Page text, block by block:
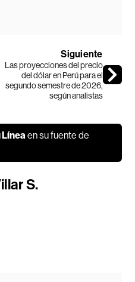
Siguiente
Las proyecciones del precio
del dólar en Perú para el
segundo semestre de 2026,
según analistas
en su fuente de
S.